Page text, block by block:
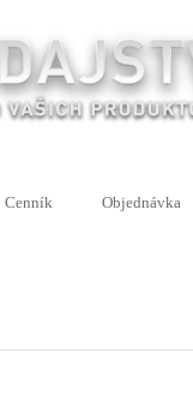
Cenník Objednávka